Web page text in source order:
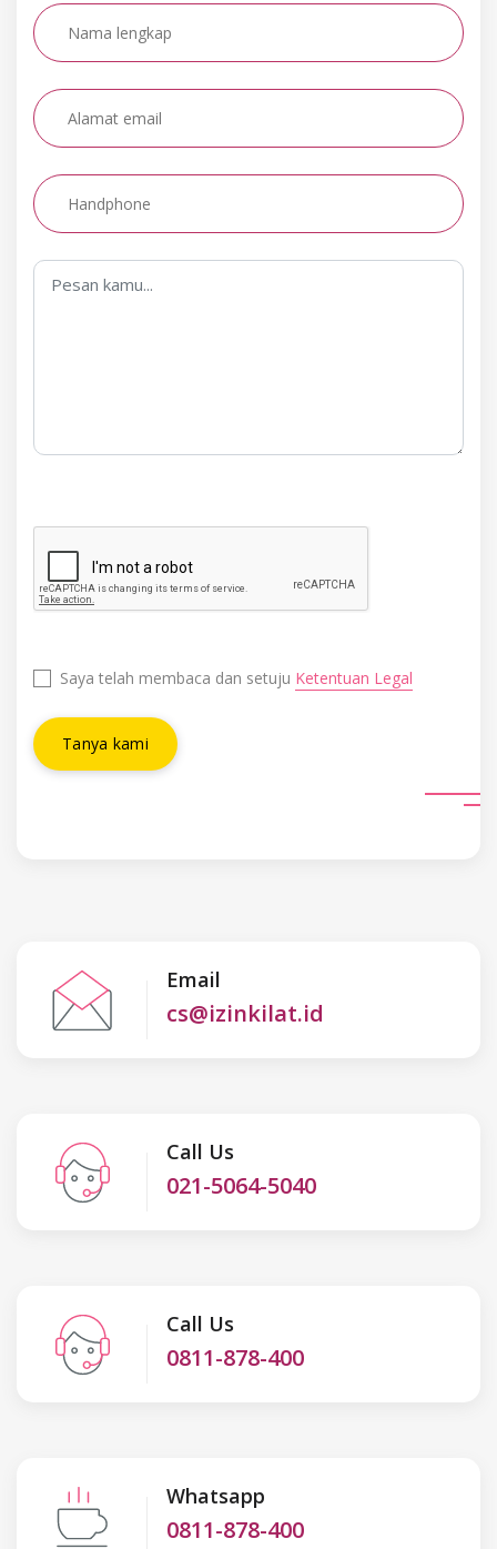
Saya telah membaca dan setuju Ketentuan Legal
Tanya kami
Email
cs@izinkilat.id
Call Us
021-5064-5040
Call Us
0811-878-400
Whatsapp
0811-878-400